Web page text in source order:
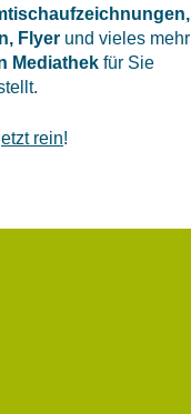
Flyer und vieles
Mediathek für Sie
rein!